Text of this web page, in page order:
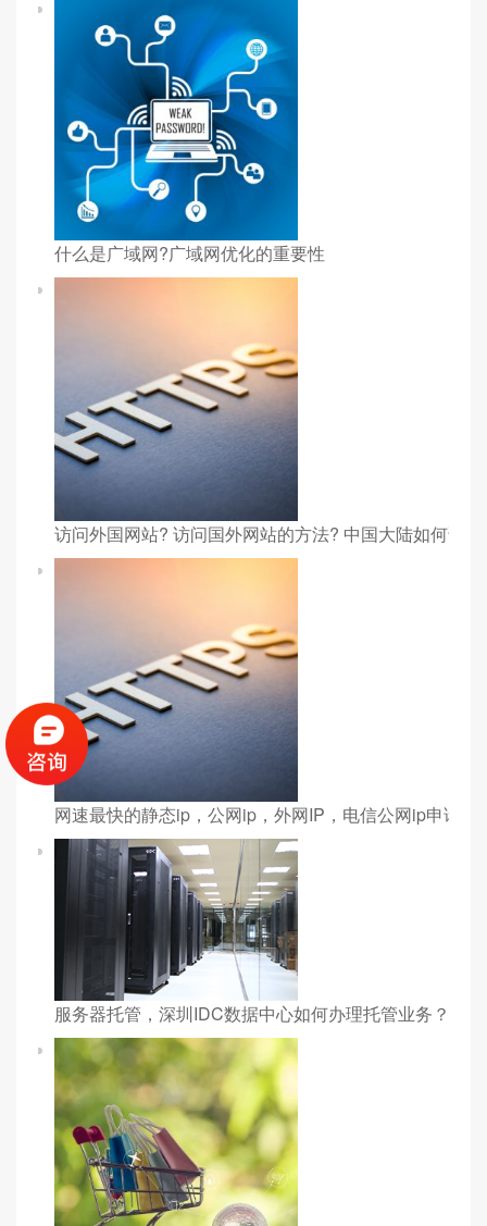
什么是广域网?广域网优化的重要性
访问外国网站? 访问国外网站的方法? 中国大陆如何访
网速最快的静态ip，公网ip，外网IP，电信公网ip申请？
服务器托管，深圳IDC数据中心如何办理托管业务？